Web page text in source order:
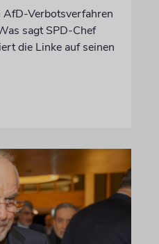
Verbotsverfahren
sagt SPD-Chef
die Linke auf seinen